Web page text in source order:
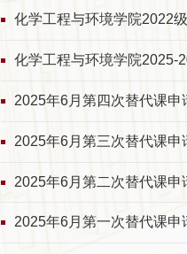
化学工程与环境学院2022
化学工程与环境学院2025-
2025年6月第四次替代课申
2025年6月第三次替代课申
2025年6月第二次替代课申
2025年6月第一次替代课申